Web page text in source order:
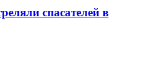
спасателей в